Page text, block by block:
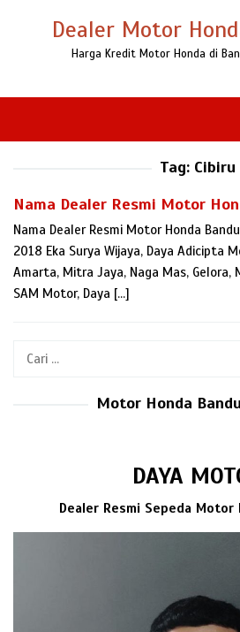
Dealer Motor
Harga Kredit Motor Honda di
Tag: Cibiru
Nama Dealer Resmi Motor
Nama Dealer Resmi Motor Honda
2018 Eka Surya Wijaya, Daya Adicipta
Amarta, Mitra Jaya, Naga Mas, Gelora,
SAM Motor, Daya […]
Cari
Motor Honda
DAYA
Dealer Resmi Sepeda Motor